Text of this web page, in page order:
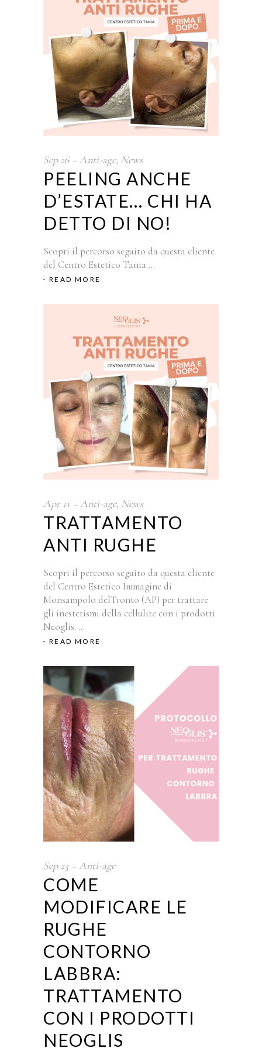
Sep 26 Anti-age, News
PEELING ANCHE
D’ESTATE… CHI HA
DETTO DI NO!
Scopri il percorso seguito da questa cliente
del Centro Estetico Tania
READ MORE
Apr 11 Anti-age, News
TRATTAMENTO
ANTI RUGHE
Scopri il percorso seguito da questa cliente
del Centro Estetico Immagine di
Monsampolo delTronto (AP) per trattare
gli inestetismi della cellulite con i prodotti
Neoglis.
READ MORE
Sep 23 Anti-age
COME
MODIFICARE LE
RUGHE
CONTORNO
LABBRA:
TRATTAMENTO
CON I PRODOTTI
NEOGLIS